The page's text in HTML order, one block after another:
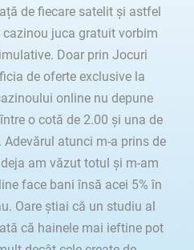
de fiecare satelit și astfel
juca gratuit vorbim
Doar prin Jocuri
de oferte exclusive la
online nu depune
o cotă de 2.00 și una de
atunci m-a prins de
am văzut totul și m-am
face bani însă acei 5% în
Oare știai că un studiu al
că hainele mai ieftine pot